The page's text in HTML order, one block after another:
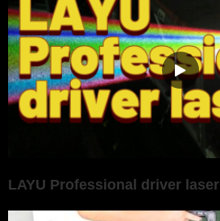
LAYU Professional driver laser